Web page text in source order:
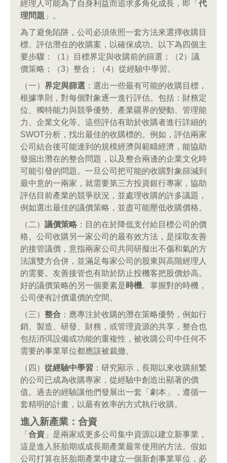
經理人可能為了自身利益而追求多角化成長，即「 代
理問題 」。
為了避免陷阱，公司必須依照一套方法來選擇收購目
標、評估潛在的收購案，以確保成功。以下為四個主
要步驟：（1）目標界定與收購前的篩選；（2）議
價策略；（3）整合；（4）從經驗中學習。
（一） 界定與篩選 ：選出一些最有可能的收購目標，
根據準則，對每個對象逐一進行評估。包括：財務定
位、獨特能力與競爭優勢、產業疆界的變動、管理能
力、企業文化等。這些評估有助於收購者進行詳細的
SWOT分析，找出最佳的收購標的。例如，評估兩家
公司結合後可能達到的規模經濟與範疇經濟，能協助
發掘出潛在的整合問題，以及整合兩邊的企業文化時
可能引發的問題。一旦公司把可能的收購對象篩減到
最中意的一兩家，就需要第三方投資銀行專家，協助
評估目前產業的競爭狀況，並處理收購的許多議題，
例如選出最佳的議價策略，並盡可能壓低收購價格。
（二） 議價策略 ：目的在於降低支付給目標公司的價
格。公司收購另一家公司的最有效方法，是採取友善
的接管議價，意指兩家公司共同研擬出不傷和氣的方
法讓雙方合併，並滿足每家公司的股東與高階經理人
的需要。友善接管也有助於防止投機客把股價炒高。
好的議價策略的另一個要素是時機。掌握對的時機，
公司便有討價還價的空間。
（三） 整合 ：應專注於收購的潛在策略優勢，例如行
銷、製造、研發、財務，或管理資源的共享，整合也
包括消弭設備或功能的重複性，被收購公司中任何不
需要的事業單位都應該被裁撤。
（四） 從經驗中學習 ：研究顯示，長期以來收購頻繁
的公司已成為收購專家，從經驗中創造出顯著的價
值。過去的經驗讓他們發展出一套「劇本」，遵循一
套精明的計畫，以最有效率的方式執行收購。
進入新產業：合資
「 合資 」是兩家或更多公司集中資源以建立新事業，
這是進入胚胎期或成長期產業最常使用的方法。假如
公司打算在胚胎期產業中建立一個新創事業單位，必